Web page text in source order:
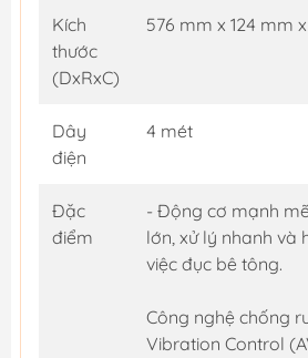
Kích
thước
(DxRxC)
576 mm x 124 mm
Dây
điện
4 mét
Đặc
điểm
- Động cơ mạnh
lớn, xử lý nhanh và
việc đục bê tông.
Công nghệ chống
Vibration Control